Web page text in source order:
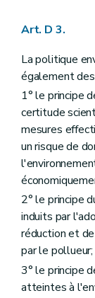
Art.
Art.
Art.
Art.
Art.
Art.
Art. D 3.
La politique
également
1° le principe
certitude
mesures
un risque de
2° le principe
induits par
réduction et
par le pollueur;
3° le principe
atteintes à